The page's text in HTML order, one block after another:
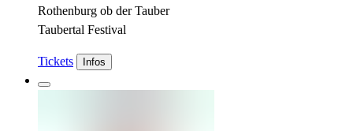
Rothenburg ob der Tauber
Taubertal Festival
Tickets Infos